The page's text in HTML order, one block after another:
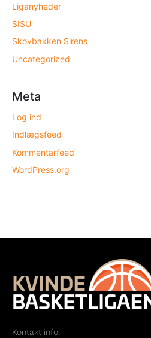
Liganyheder
SISU
Skovbakken Sirens
Uncategorized
Meta
Log ind
Indlægsfeed
Kommentarfeed
WordPress.org
Kontakt info: